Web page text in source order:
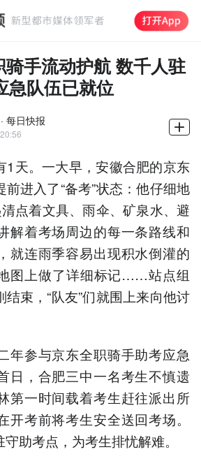
手流动护航 数千人驻
急队伍已就位
每日快报
1天。一大早，安徽合肥的京东
进入了“备考”状态：他仔细地
清点着文具、雨伞、矿泉水、避
解着考场周边的每一条路线和
就连雨季容易出现积水倒灌的
图上做了详细标记……站点组
束，“队友”们就围上来向他讨
年参与京东全职骑手助考应急
日，合肥三中一名考生不慎遗
第一时间载着考生赶往派出所
开考前将考生安全送回考场。
助考点，为考生排忧解难。